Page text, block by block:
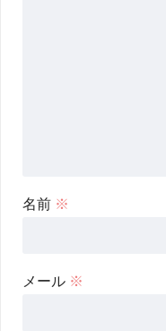
名前 ※
メール ※